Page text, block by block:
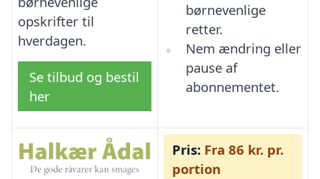
opskrifter til
hverdagen.
Se tilbud og bestil
her
børnevenlige
retter.
Nem ændring eller
pause af
abonnementet.
Pris: Fra 86 kr. pr.
portion